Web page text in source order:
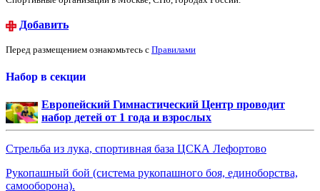
Добавить
Перед размещением ознакомьтесь с Правилами
Набор в секции
Европейский Гимнастический Центр проводит
набор детей от 1 года и взрослых
Стрельба из лука, спортивная база ЦСКА Лефортово
Рукопашный бой (система рукопашного боя, единоборства,
самооборона).